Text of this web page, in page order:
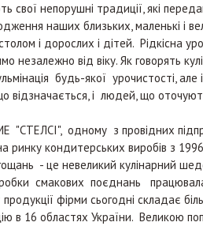
свої непорушні традиції, які
наших близьких, маленькі і
і дорослих і дітей. Рідкісна
незалежно від віку. Як говорять
будь-якої урочистості,
відзначається, і людей, що
одному з провідних
ринку кондитерських виробів з
- це невеликий кулінарний
смакових поєднань працювала
фірми сьогодні складає
в 16 областях України. Великою